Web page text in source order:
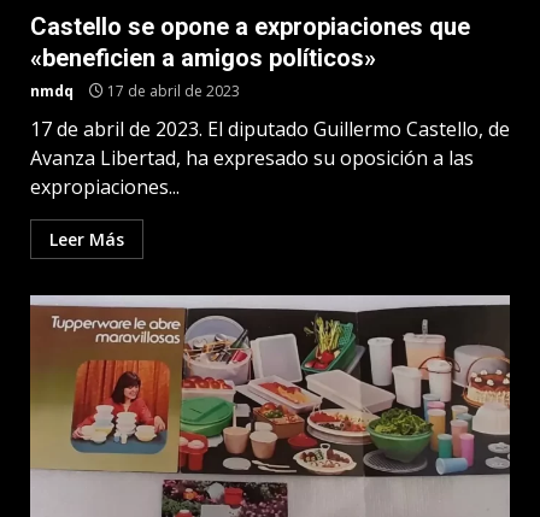
Castello se opone a expropiaciones que
«beneficien a amigos políticos»
nmdq 17 de abril de 2023
17 de abril de 2023. El diputado Guillermo Castello, de
Avanza Libertad, ha expresado su oposición a las
expropiaciones...
Leer Más